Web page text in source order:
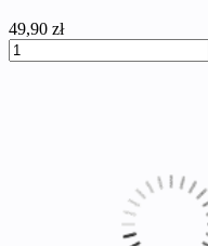
49,90 zł